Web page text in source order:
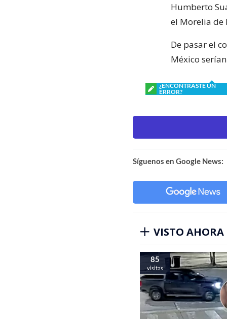
Humberto
el Morelia de
De pasar el
México
¿ENCONTRASTE UN
ERROR?
Síguenos en Google News:
VISTO AHORA
85
visitas